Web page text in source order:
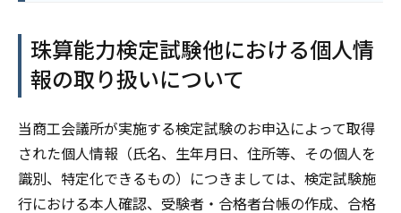
珠算能力検定試験他における個人情
報の取り扱いについて
当商工会議所が実施する検定試験のお申込によって取得
された個人情報（氏名、生年月日、住所等、その個人を
識別、特定化できるもの）につきましては、検定試験施
行における本人確認、受験者・合格者台帳の作成、合格